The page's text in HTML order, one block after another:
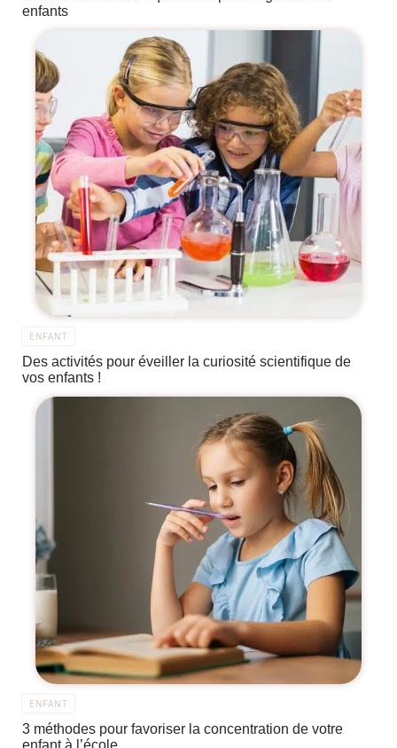
enfants
ENFANT
Des activités pour éveiller la curiosité scientifique de
vos enfants !
ENFANT
3 méthodes pour favoriser la concentration de votre